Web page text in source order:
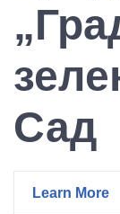
Сад
Learn More